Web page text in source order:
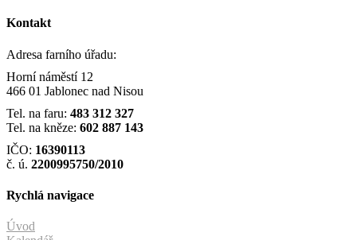
Kontakt
Adresa farního úřadu:
Horní náměstí 12
466 01 Jablonec nad Nisou
Tel. na faru: 483 312 327
Tel. na kněze: 602 887 143
IČO: 16390113
č. ú. 2200995750/2010
Rychlá navigace
Úvod